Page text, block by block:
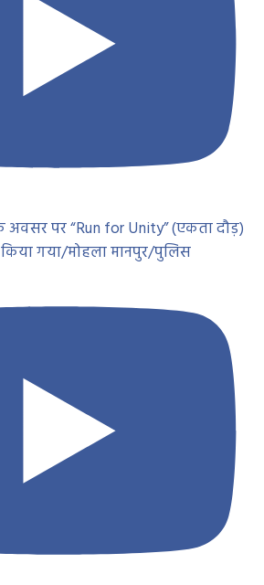
अवसर पर “Run for Unity” (एकता दौड़)
गया/मोहला मानपुर/पुलिस